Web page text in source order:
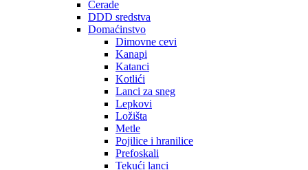
Cerade
DDD sredstva
Domaćinstvo
Dimovne cevi
Kanapi
Katanci
Kotlići
Lanci za sneg
Lepkovi
Ložišta
Metle
Pojilice i hranilice
Prefoskali
Tekući lanci